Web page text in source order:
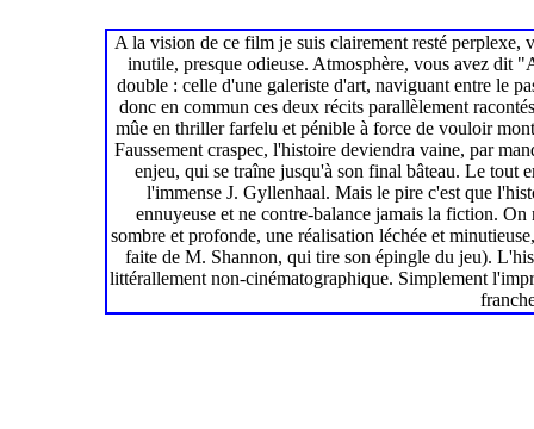
A la vision de ce film je suis clairement resté
inutile, presque odieuse. Atmosphère, vous avez dit
double : celle d'une galeriste d'art, naviguant entre le
donc en commun ces deux récits parallèlement
mûe en thriller farfelu et pénible à force de vouloir
Faussement craspec, l'histoire deviendra vaine, par
enjeu, qui se traîne jusqu'à son final bâteau. Le tout
l'immense J. Gyllenhaal. Mais le pire c'est que
ennuyeuse et ne contre-balance jamais la fiction.
sombre et profonde, une réalisation léchée et
faite de M. Shannon, qui tire son épingle du jeu).
littérallement non-cinématographique. Simplement